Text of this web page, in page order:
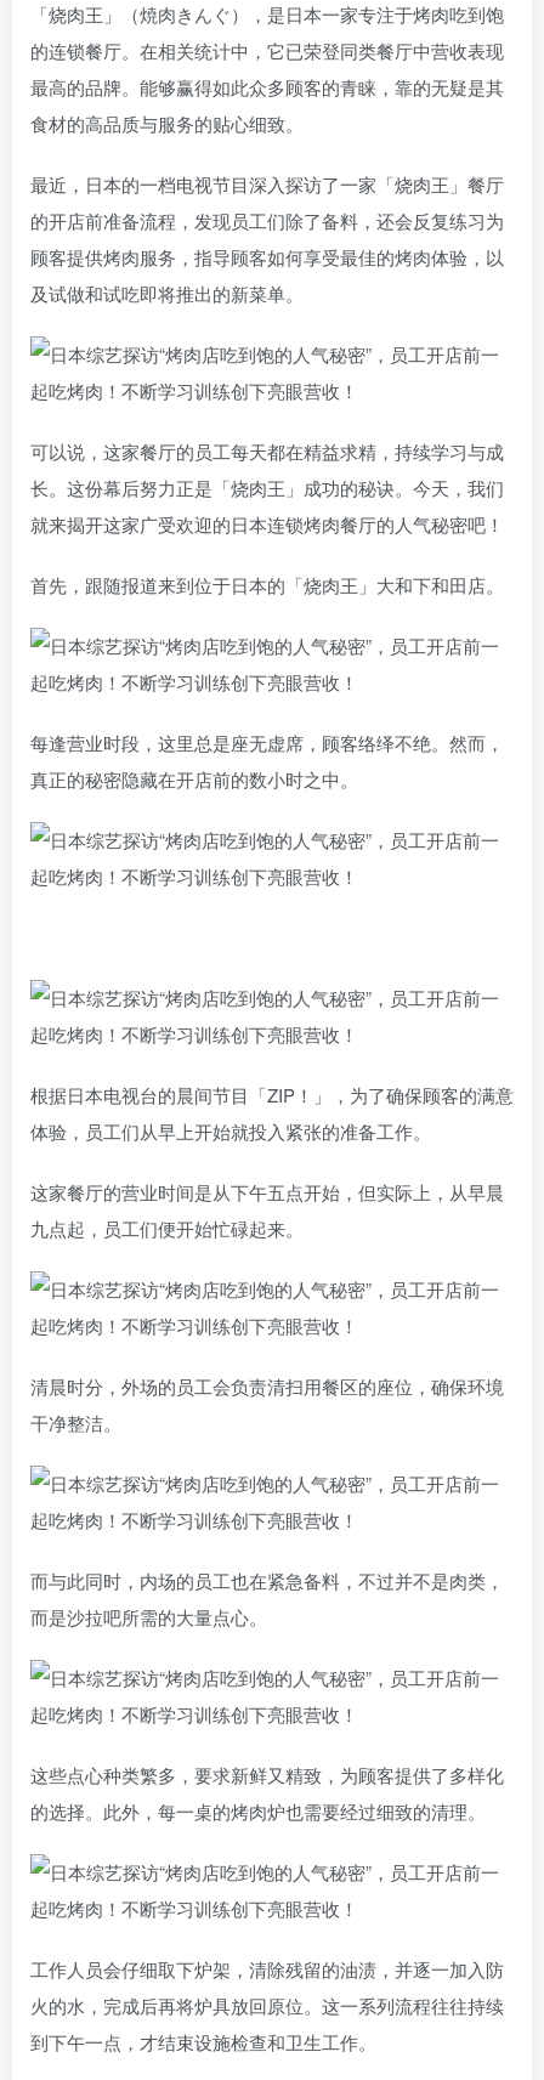
「烧肉王」（焼肉きんぐ），是日本一家专注于烤肉吃到饱
的连锁餐厅。在相关统计中，它已荣登同类餐厅中营收表现
最高的品牌。能够赢得如此众多顾客的青睐，靠的无疑是其
食材的高品质与服务的贴心细致。
最近，日本的一档电视节目深入探访了一家「烧肉王」餐厅
的开店前准备流程，发现员工们除了备料，还会反复练习为
顾客提供烤肉服务，指导顾客如何享受最佳的烤肉体验，以
及试做和试吃即将推出的新菜单。
可以说，这家餐厅的员工每天都在精益求精，持续学习与成
长。这份幕后努力正是「烧肉王」成功的秘诀。今天，我们
就来揭开这家广受欢迎的日本连锁烤肉餐厅的人气秘密吧！
首先，跟随报道来到位于日本的「烧肉王」大和下和田店。
每逢营业时段，这里总是座无虚席，顾客络绎不绝。然而，
真正的秘密隐藏在开店前的数小时之中。
根据日本电视台的晨间节目「ZIP！」，为了确保顾客的满意
体验，员工们从早上开始就投入紧张的准备工作。
这家餐厅的营业时间是从下午五点开始，但实际上，从早晨
九点起，员工们便开始忙碌起来。
清晨时分，外场的员工会负责清扫用餐区的座位，确保环境
干净整洁。
而与此同时，内场的员工也在紧急备料，不过并不是肉类，
而是沙拉吧所需的大量点心。
这些点心种类繁多，要求新鲜又精致，为顾客提供了多样化
的选择。此外，每一桌的烤肉炉也需要经过细致的清理。
工作人员会仔细取下炉架，清除残留的油渍，并逐一加入防
火的水，完成后再将炉具放回原位。这一系列流程往往持续
到下午一点，才结束设施检查和卫生工作。